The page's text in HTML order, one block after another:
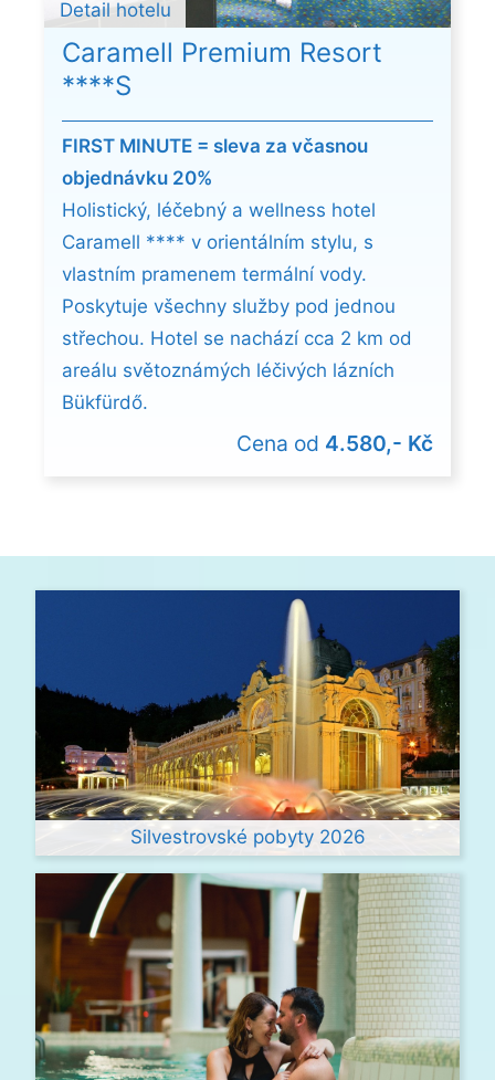
Caramell Premium Resort
****S
FIRST MINUTE = sleva za včasnou
objednávku 20%
Holistický, léčebný a wellness hotel
Caramell **** v orientálním stylu, s
vlastním pramenem termální vody.
Poskytuje všechny služby pod jednou
střechou. Hotel se nachází cca 2 km od
areálu světoznámých léčivých lázních
Bükfürdő.
Cena od 4.580,- Kč
Detail hotelu
Silvestrovské pobyty 2026